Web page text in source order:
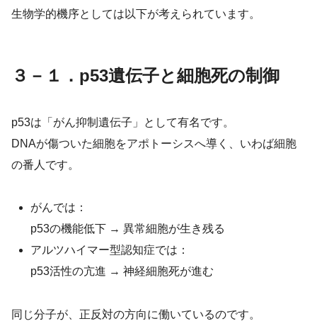
生物学的機序としては以下が考えられています。
３－１．p53遺伝子と細胞死の制御
p53は「がん抑制遺伝子」として有名です。
DNAが傷ついた細胞をアポトーシスへ導く、いわば細胞
の番人です。
がんでは：
p53の機能低下 → 異常細胞が生き残る
アルツハイマー型認知症では：
p53活性の亢進 → 神経細胞死が進む
同じ分子が、正反対の方向に働いているのです。